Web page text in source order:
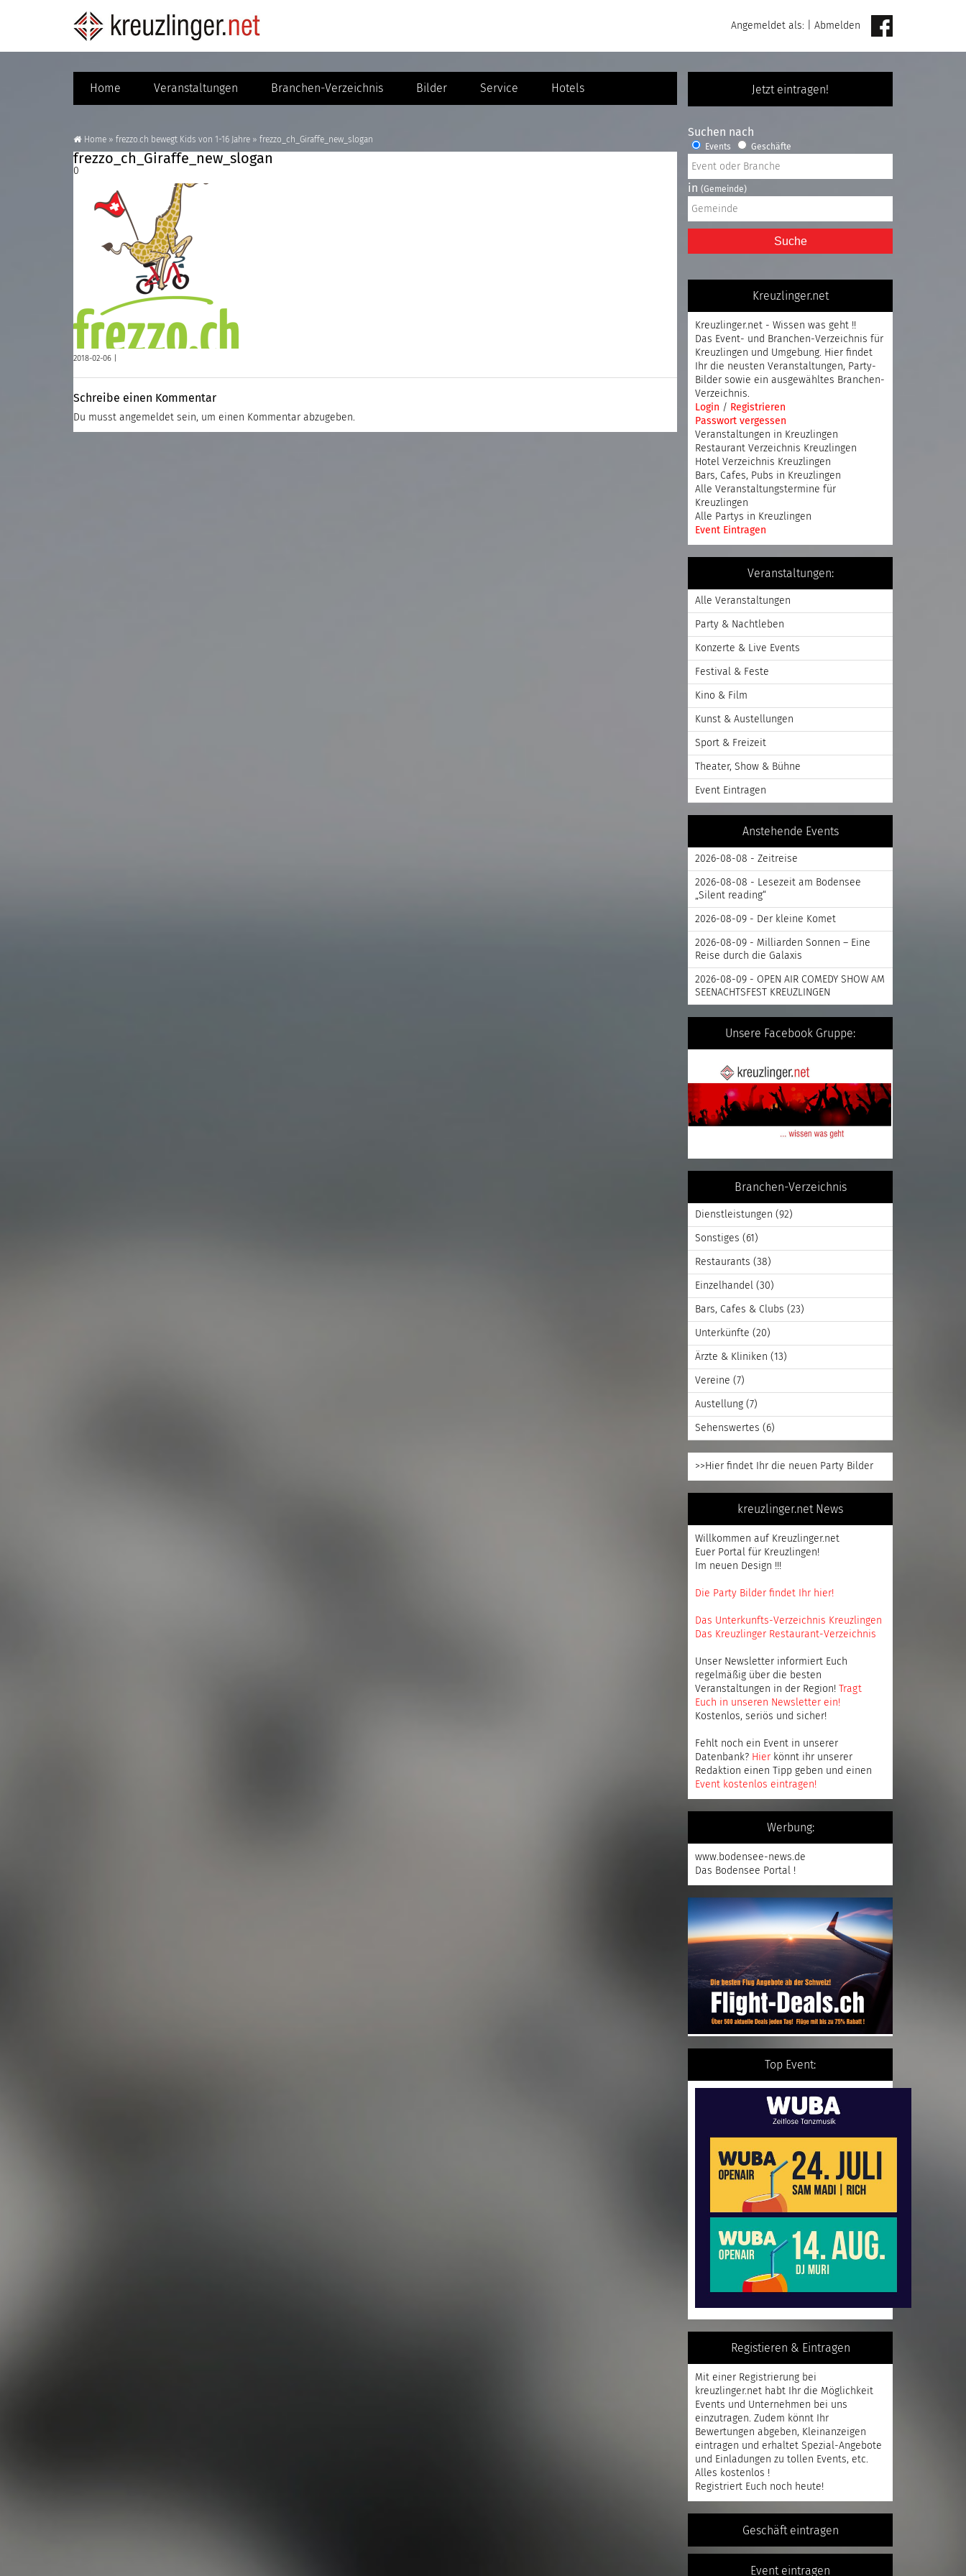
Angemeldet als: Abmelden
Jetzt eintragen!
Home Veranstaltungen Branchen-Verzeichnis Bilder Service Hotels
Home » frezzo.ch bewegt Kids von 1-16 Jahre » frezzo_ch_Giraffe_new_slogan
frezzo_ch_Giraffe_new_slogan
0
2018-02-06 |
Schreibe einen Kommentar
Du musst angemeldet sein, um einen Kommentar abzugeben.
Suchen nach
Events Geschäfte
in (Gemeinde)
Suche
Kreuzlinger.net
Kreuzlinger.net - Wissen was geht !!
Das Event- und Branchen-Verzeichnis für
Kreuzlingen und Umgebung. Hier findet
Ihr die neusten Veranstaltungen, Party-
Bilder sowie ein ausgewähltes Branchen-
Verzeichnis.
Login / Registrieren
Passwort vergessen
Veranstaltungen in Kreuzlingen
Restaurant Verzeichnis Kreuzlingen
Hotel Verzeichnis Kreuzlingen
Bars, Cafes, Pubs in Kreuzlingen
Alle Veranstaltungstermine für
Kreuzlingen
Alle Partys in Kreuzlingen
Event Eintragen
Veranstaltungen:
Alle Veranstaltungen
Party & Nachtleben
Konzerte & Live Events
Festival & Feste
Kino & Film
Kunst & Austellungen
Sport & Freizeit
Theater, Show & Bühne
Event Eintragen
Anstehende Events
2026-08-08 - Zeitreise
2026-08-08 - Lesezeit am Bodensee
„Silent reading“
2026-08-09 - Der kleine Komet
2026-08-09 - Milliarden Sonnen – Eine
Reise durch die Galaxis
2026-08-09 - OPEN AIR COMEDY SHOW AM
SEENACHTSFEST KREUZLINGEN
Unsere Facebook Gruppe:
Branchen-Verzeichnis
Dienstleistungen (92)
Sonstiges (61)
Restaurants (38)
Einzelhandel (30)
Bars, Cafes & Clubs (23)
Unterkünfte (20)
Ärzte & Kliniken (13)
Vereine (7)
Austellung (7)
Sehenswertes (6)
>>Hier findet Ihr die neuen Party Bilder
kreuzlinger.net News
Willkommen auf Kreuzlinger.net
Euer Portal für Kreuzlingen!
Im neuen Design !!!
Die Party Bilder findet Ihr hier!
Das Unterkunfts-Verzeichnis Kreuzlingen
Das Kreuzlinger Restaurant-Verzeichnis
Unser Newsletter informiert Euch
regelmäßig über die besten
Veranstaltungen in der Region! Tragt
Euch in unseren Newsletter ein!
Kostenlos, seriös und sicher!
Fehlt noch ein Event in unserer
Datenbank? Hier könnt ihr unserer
Redaktion einen Tipp geben und einen
Event kostenlos eintragen!
Werbung:
www.bodensee-news.de
Das Bodensee Portal !
Top Event:
Registieren & Eintragen
Mit einer Registrierung bei
kreuzlinger.net habt Ihr die Möglichkeit
Events und Unternehmen bei uns
einzutragen. Zudem könnt Ihr
Bewertungen abgeben, Kleinanzeigen
eintragen und erhaltet Spezial-Angebote
und Einladungen zu tollen Events, etc.
Alles kostenlos !
Registriert Euch noch heute!
Geschäft eintragen
Event eintragen